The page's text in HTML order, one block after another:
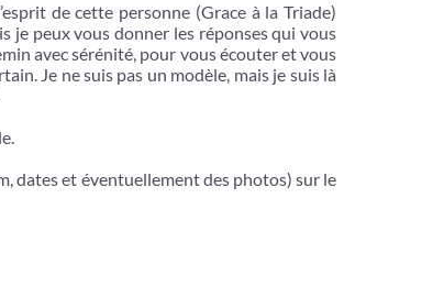
de cette personne (Grace à la Triade)
je peux vous donner les réponses qui vous
avec sérénité, pour vous écouter et vous
Je ne suis pas un modèle, mais je suis là
dates et éventuellement des photos) sur le